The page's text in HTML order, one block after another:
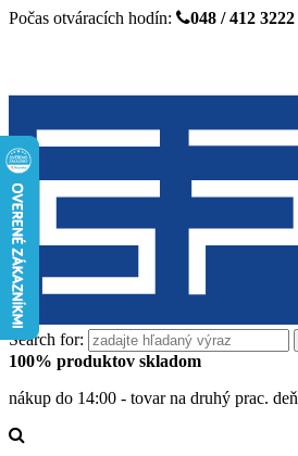
Počas otváracích hodín: 048 / 412 3222
Search for:
100% produktov skladom
nákup do 14:00 - tovar na druhý prac. deň